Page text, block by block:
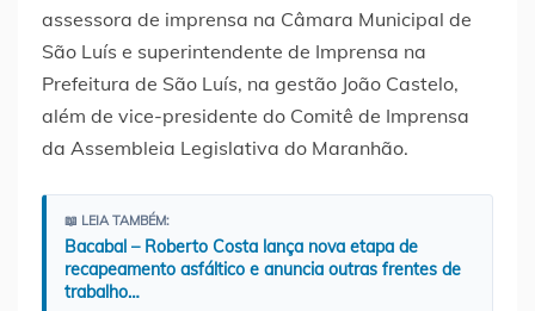
assessora de imprensa na Câmara Municipal de
São Luís e superintendente de Imprensa na
Prefeitura de São Luís, na gestão João Castelo,
além de vice-presidente do Comitê de Imprensa
da Assembleia Legislativa do Maranhão.
📖 LEIA TAMBÉM:
Bacabal – Roberto Costa lança nova etapa de
recapeamento asfáltico e anuncia outras frentes de
trabalho…